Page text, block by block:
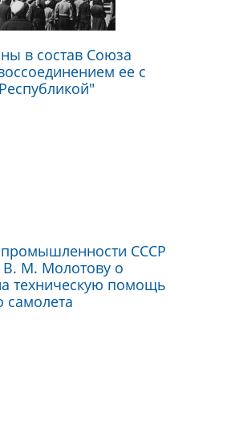
в состав Союза
ее с
промышленности СССР
М. Молотову о
техническую помощь
самолета